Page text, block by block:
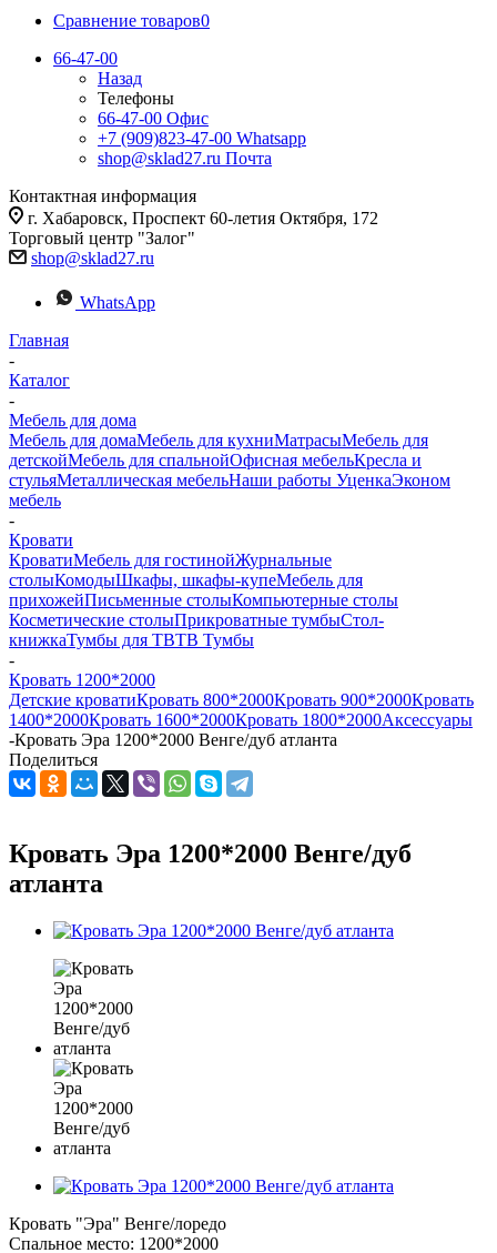
Сравнение товаров0
66-47-00
Назад
Телефоны
66-47-00 Офис
+7 (909)823-47-00 Whatsapp
shop@sklad27.ru Почта
Контактная информация
г. Хабаровск, Проспект 60-летия Октября, 172
Торговый центр "Залог"
shop@sklad27.ru
WhatsApp
Главная
-
Каталог
-
Мебель для дома
Мебель для домаМебель для кухниМатраcыМебель для
детскойМебель для спальнойОфисная мебельКресла и
стульяМеталлическая мебельНаши работы УценкаЭконом
мебель
-
Кровати
КроватиМебель для гостинойЖурнальные
столыКомодыШкафы, шкафы-купеМебель для
прихожейПисьменные столыКомпьютерные столы
Косметические столыПрикроватные тумбыСтол-
книжкаТумбы для ТВТВ Тумбы
-
Кровать 1200*2000
Детские кроватиКровать 800*2000Кровать 900*2000Кровать
1400*2000Кровать 1600*2000Кровать 1800*2000Аксессуары
-Кровать Эра 1200*2000 Венге/дуб атланта
Поделиться
Кровать Эра 1200*2000 Венге/дуб
атланта
Кровать "Эра" Венге/лоредо
Спальное место: 1200*2000